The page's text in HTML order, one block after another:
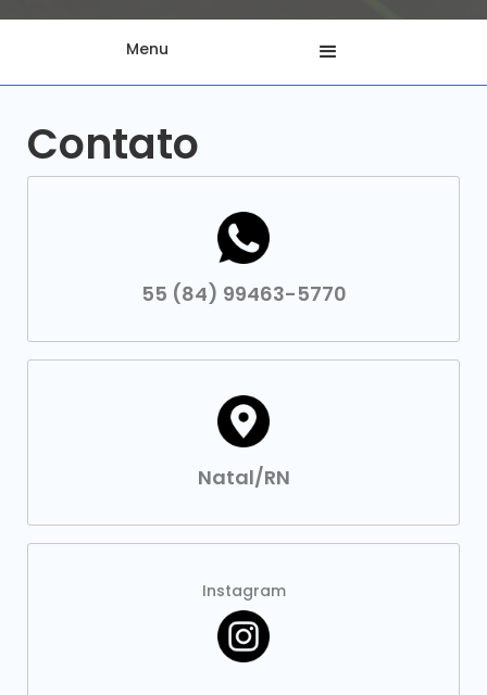
Menu
Contato
55 (84) 99463-5770
Natal/RN
Instagram